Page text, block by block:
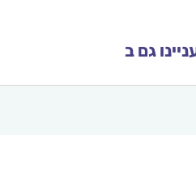
גם ב